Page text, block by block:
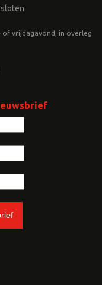
of vrijdagavond, in overleg